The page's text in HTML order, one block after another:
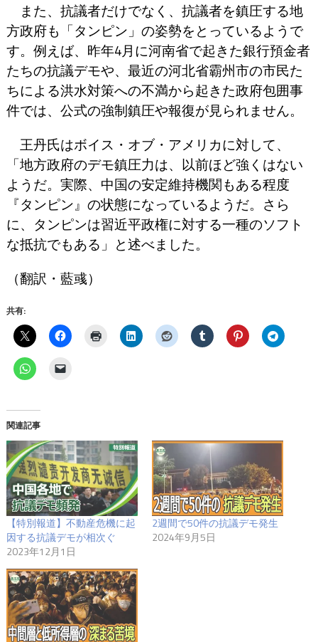
また、抗議者だけでなく、抗議者を鎮圧する地
方政府も「タンピン」の姿勢をとっているようで
す。例えば、昨年4月に河南省で起きた銀行預金者
たちの抗議デモや、最近の河北省霸州市の市民た
ちによる洪水対策への不満から起きた政府包囲事
件では、公式の強制鎮圧や報復が見られません。
王丹氏はボイス・オブ・アメリカに対して、
「地方政府のデモ鎮圧力は、以前ほど強くはない
ようだ。実際、中国の安定維持機関もある程度
『タンピン』の状態になっているようだ。さら
に、タンピンは習近平政権に対する一種のソフト
な抵抗でもある」と述べました。
（翻訳・藍彧）
共有:
関連記事
【特別報道】不動産危機に起
因する抗議デモが相次ぐ
2023年12月1日
2週間で50件の抗議デモ発生
2024年9月5日